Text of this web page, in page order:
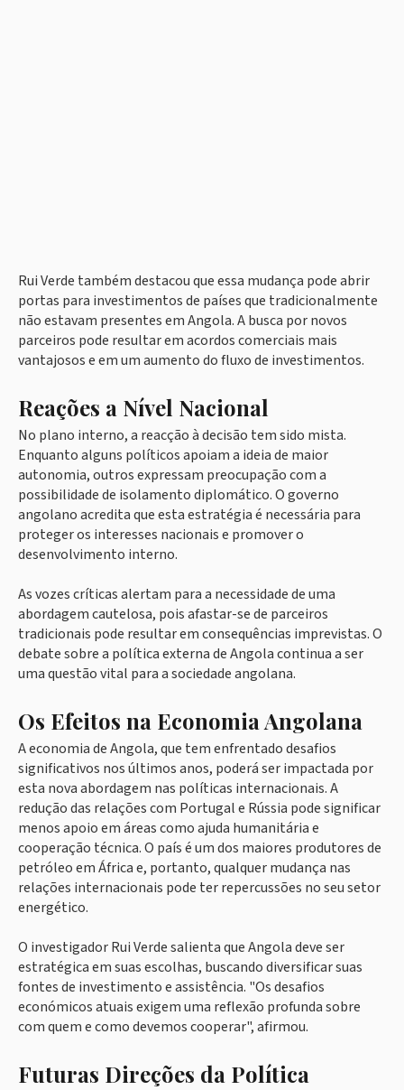
Rui Verde também destacou que essa mudança pode abrir
portas para investimentos de países que tradicionalmente
não estavam presentes em Angola. A busca por novos
parceiros pode resultar em acordos comerciais mais
vantajosos e em um aumento do fluxo de investimentos.
Reações a Nível Nacional
No plano interno, a reacção à decisão tem sido mista.
Enquanto alguns políticos apoiam a ideia de maior
autonomia, outros expressam preocupação com a
possibilidade de isolamento diplomático. O governo
angolano acredita que esta estratégia é necessária para
proteger os interesses nacionais e promover o
desenvolvimento interno.
As vozes críticas alertam para a necessidade de uma
abordagem cautelosa, pois afastar-se de parceiros
tradicionais pode resultar em consequências imprevistas. O
debate sobre a política externa de Angola continua a ser
uma questão vital para a sociedade angolana.
Os Efeitos na Economia Angolana
A economia de Angola, que tem enfrentado desafios
significativos nos últimos anos, poderá ser impactada por
esta nova abordagem nas políticas internacionais. A
redução das relações com Portugal e Rússia pode significar
menos apoio em áreas como ajuda humanitária e
cooperação técnica. O país é um dos maiores produtores de
petróleo em África e, portanto, qualquer mudança nas
relações internacionais pode ter repercussões no seu setor
energético.
O investigador Rui Verde salienta que Angola deve ser
estratégica em suas escolhas, buscando diversificar suas
fontes de investimento e assistência. "Os desafios
económicos atuais exigem uma reflexão profunda sobre
com quem e como devemos cooperar", afirmou.
Futuras Direções da Política